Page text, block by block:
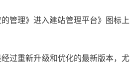
管理》进入建站管理平台》图标上
过重新升级和优化的最新版本，尤